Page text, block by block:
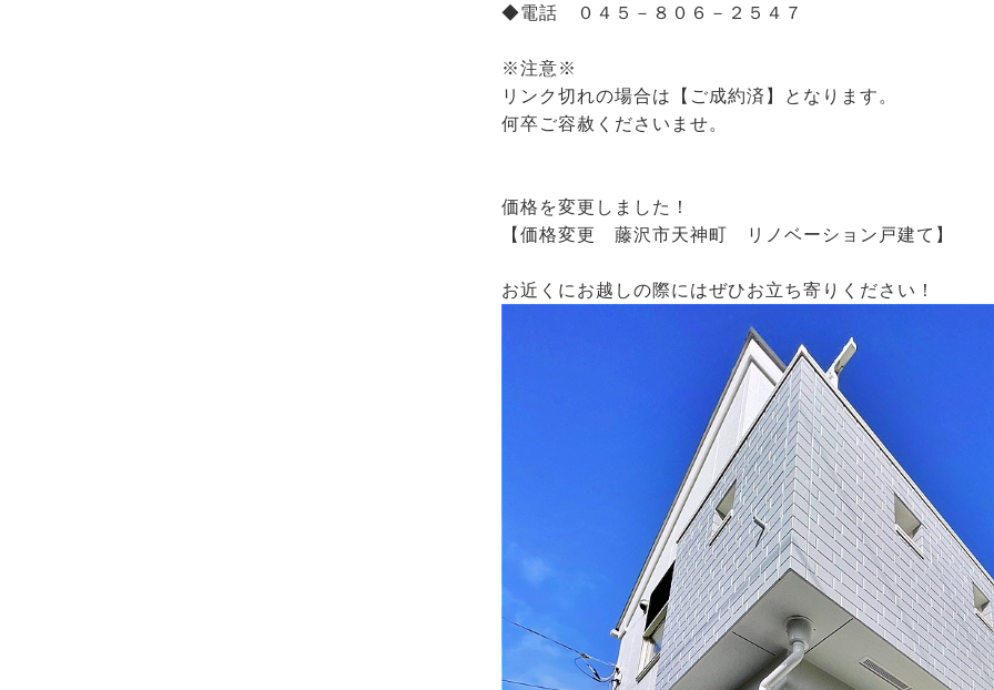
◆電話 ０４５－８０６－２５４７
※注意※
リンク切れの場合は【ご成約済】となります。
何卒ご容赦くださいませ。
価格を変更しました！
【価格変更 藤沢市天神町 リノベーション戸建て】
お近くにお越しの際にはぜひお立ち寄りください！